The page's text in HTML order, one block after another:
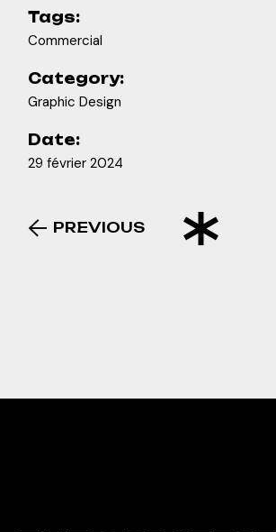
Tags:
Commercial
Category:
Graphic Design
Date:
29 février 2024
PREVIOUS